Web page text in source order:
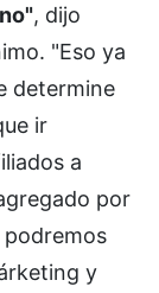
, dijo
"Eso ya
determine
ir
a
por
podremos
y